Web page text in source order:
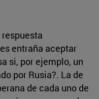
entraña aceptar
si, por ejemplo, un
por Rusia?. La de
de cada uno de